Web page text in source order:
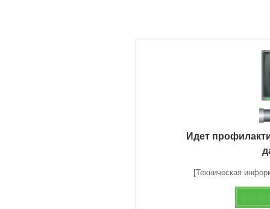
Идет
[Техническая